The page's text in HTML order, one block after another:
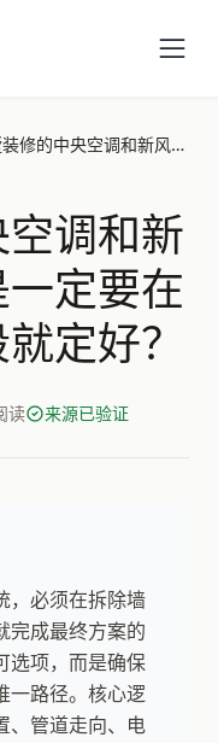
别墅装修的中央空调和新风系统，是不是一定要在最早的水电阶段就定好？
调和新
定要在
定好？
读 来源已验证
，必须在拆除墙
完成最终方案的
选项，而是确保
一路径。核心逻
、管道走向、电